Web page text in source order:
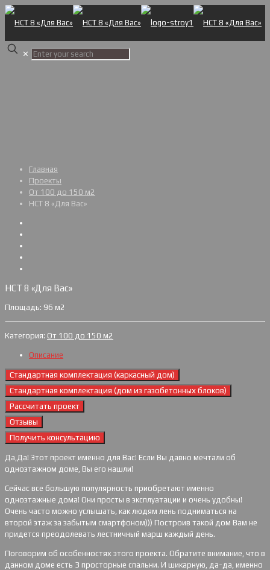
✕
Главная
Проекты
От 100 до 150 м2
НСТ 8 «Для Вас»
НСТ 8 «Для Вас»
Площадь: 96 м2
Категория: От 100 до 150 м2
Описание
Стандартная комплектация (каркасный дом)
Стандартная комплектация (дом из газобетонных блоков)
Рассчитать проект
Отзывы
Получить консультацию
Да,Да! Этот проект именно для Вас! Если Вы давно мечтали об
одноэтажном доме, Вы его нашли!
Сейчас все большую популярность приобретают именно
одноэтажные дома! Они просты в эксплуатации и очень удобны!
Очень часто можно услышать, как людям лень подниматься на
второй этаж за забытым смартфоном))) Построив такой дом Вам не
придется преодолевать лестничный марш каждый день.
Поговорим об особенностях этого проекта. Обратите внимание, что в
данном доме есть 3 просторные спальни. И шикарную, да-да, именно